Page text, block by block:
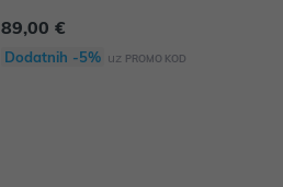
89,00 €
Dodatnih -5% uz PROMO KOD